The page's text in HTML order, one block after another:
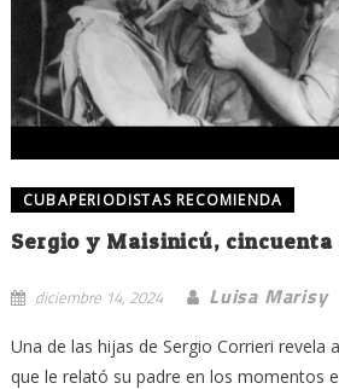
CUBAPERIODISTAS RECOMIENDA
Sergio y Maisinicú, cincuenta
diciembre 14, 2024 Luisa Marisy
Una de las hijas de Sergio Corrieri revela
que le relató su padre en los momentos